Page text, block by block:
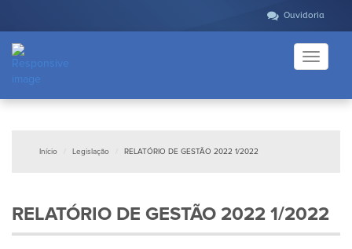
Ouvidoria
Toggle
Início Legislação RELATÓRIO DE GESTÃO 2022 1/2022
RELATÓRIO DE GESTÃO 2022 1/2022